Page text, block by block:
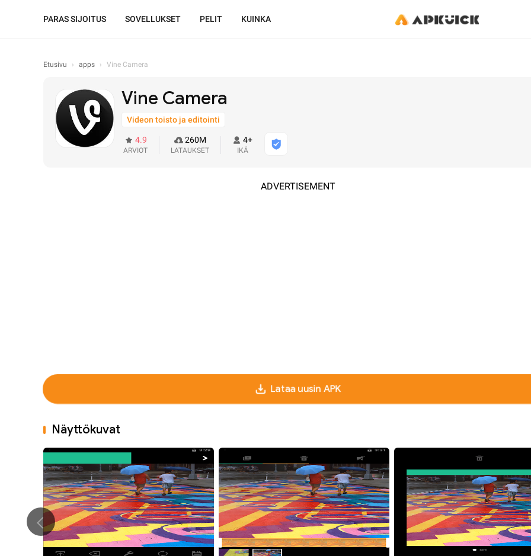
PARAS SIJOITUS SOVELLUKSET PELIT KUINKA
Etusivu › apps › Vine Camera
Vine Camera
Videon toisto ja editointi
4.9
ARVIOT
260M
LATAUKSET
4+
IKÄ
ADVERTISEMENT
Lataa uusin APK
Näyttökuvat